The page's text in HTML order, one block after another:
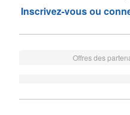
Inscrivez-vous ou
Offres des